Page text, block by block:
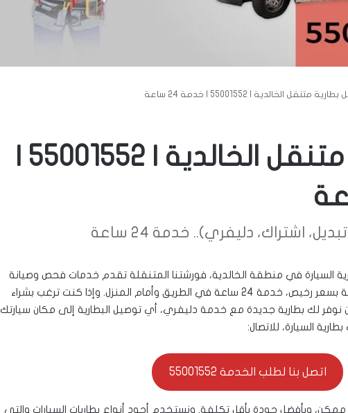
متنقل الخالدية | 55001552 | خدمة 24 ساعة
اشتراك، دليفري).. خدمة 24 ساعة
السيارة في منطقة الخالدية، فورشتنا المتنقلة تقدم خدمات فحص وصيانة
وتبديل بطاريات السيارات في الخالدية بسعر رخيص، خدمة 24 ساعة في الطريق وأمام المنزل. وإذا كنت ترغب بشراء
نوفر لك بطارية جديدة مع خدمة دليفري، أي توصيل البطارية إلى مكان سيارتك
السيارة، للاتصال:
اتصل بنا لطلب الخدمة 55001552
وبأفضل جودة بأقل تكلفة. ونستخدم أجود أنواع بطاريات السيارات والتي